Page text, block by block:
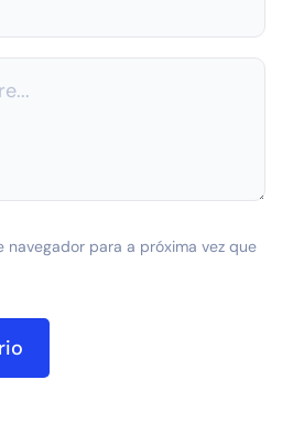
navegador para a próxima vez que